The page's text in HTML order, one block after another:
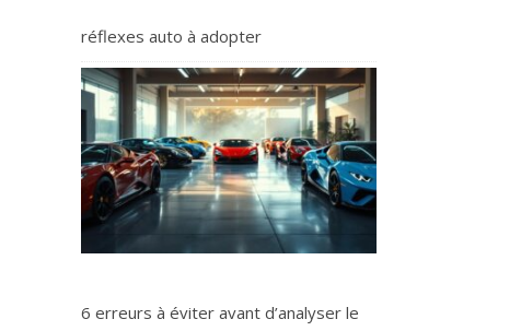
réflexes auto à adopter
6 erreurs à éviter avant d’analyser le